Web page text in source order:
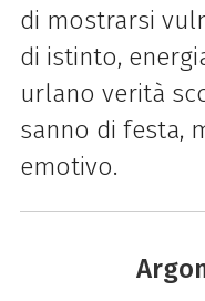
di mostrarsi
di istinto,
urlano verità
sanno di festa,
emotivo.